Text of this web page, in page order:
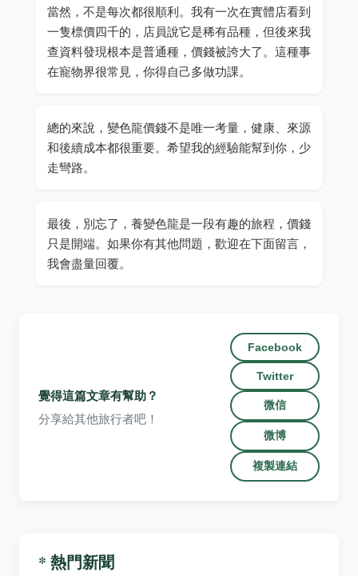
當然，不是每次都很順利。我有一次在實體店看到
一隻標價四千的，店員說它是稀有品種，但後來我
查資料發現根本是普通種，價錢被誇大了。這種事
在寵物界很常見，你得自己多做功課。
總的來說，變色龍價錢不是唯一考量，健康、來源
和後續成本都很重要。希望我的經驗能幫到你，少
走彎路。
最後，別忘了，養變色龍是一段有趣的旅程，價錢
只是開端。如果你有其他問題，歡迎在下面留言，
我會盡量回覆。
覺得這篇文章有幫助？
分享給其他旅行者吧！
Facebook
Twitter
微信
微博
複製連結
* 熱門新聞